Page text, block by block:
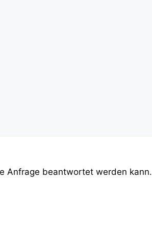
Anfrage beantwortet werden kann.